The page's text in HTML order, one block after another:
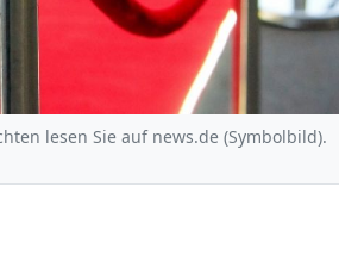
lesen Sie auf news.de (Symbolbild).